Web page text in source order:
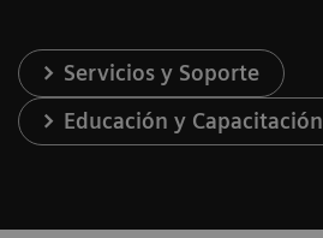
Servicios y Soporte
Educación y Capacitación